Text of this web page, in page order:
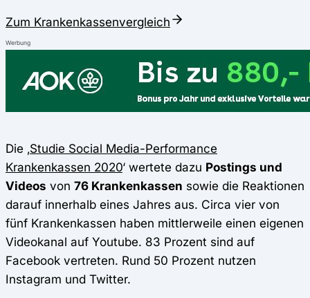
Zum Krankenkassenvergleich
Werbung
Die ‚Studie Social Media-Performance
Krankenkassen 2020‘ wertete dazu Postings und
Videos von 76 Krankenkassen sowie die Reaktionen
darauf innerhalb eines Jahres aus. Circa vier von
fünf Krankenkassen haben mittlerweile einen eigenen
Videokanal auf Youtube. 83 Prozent sind auf
Facebook vertreten. Rund 50 Prozent nutzen
Instagram und Twitter.